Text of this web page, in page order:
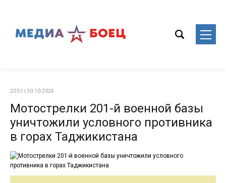
20:51 | 30-10-2024
Мотострелки 201-й военной базы
уничтожили условного противника
в горах Таджикистана